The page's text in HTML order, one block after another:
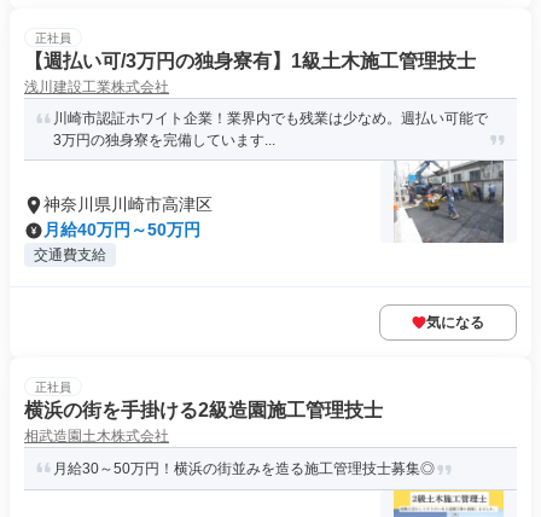
正社員
【週払い可/3万円の独身寮有】1級土木施工管理技士
浅川建設工業株式会社
川崎市認証ホワイト企業！業界内でも残業は少なめ。週払い可能で
3万円の独身寮を完備しています...
神奈川県川崎市高津区
月給40万円～50万円
交通費支給
気になる
正社員
横浜の街を手掛ける2級造園施工管理技士
相武造園土木株式会社
月給30～50万円！横浜の街並みを造る施工管理技士募集◎